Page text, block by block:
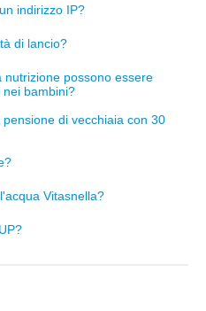
indirizzo IP?
di lancio?
nutrizione possono essere
bambini?
di vecchiaia con 30
Vitasnella?